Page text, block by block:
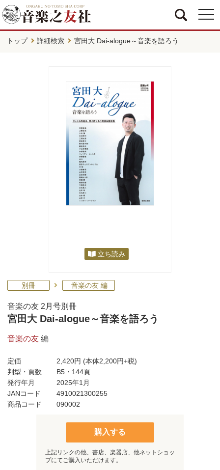
トップ 詳細検索 宮田大 Dai-alogue～音楽を語ろう
立ち読み
別冊 音楽の友 編
音楽の友 2月号別冊
宮田大 Dai-alogue～音楽を語ろう
音楽の友 編
定価 2,420円 (本体2,200円+税)
判型・頁数
B5・144頁
発行年月
2025年1月
JANコード
4910021300255
商品コード
090002
購入する
上記リンクの他、書店、楽器店、他ネットショッ
プにてご購入いただけます。